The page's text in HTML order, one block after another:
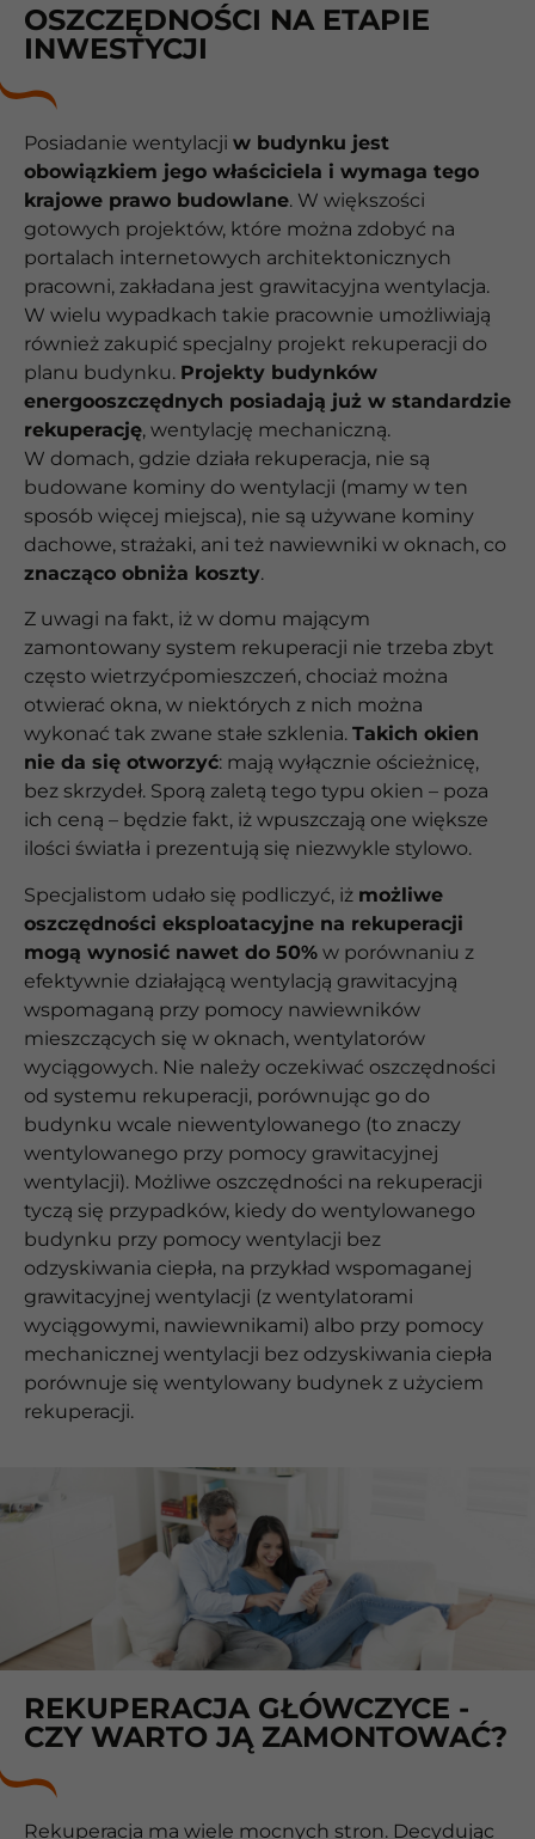
OSZCZĘDNOŚCI NA ETAPIE
INWESTYCJI
Posiadanie wentylacji w budynku jest
obowiązkiem jego właściciela i wymaga tego
krajowe prawo budowlane. W większości
gotowych projektów, które można zdobyć na
portalach internetowych architektonicznych
pracowni, zakładana jest grawitacyjna wentylacja.
W wielu wypadkach takie pracownie umożliwiają
również zakupić specjalny projekt rekuperacji do
planu budynku. Projekty budynków
energooszczędnych posiadają już w standardzie
rekuperację, wentylację mechaniczną.
W domach, gdzie działa rekuperacja, nie są
budowane kominy do wentylacji (mamy w ten
sposób więcej miejsca), nie są używane kominy
dachowe, strażaki, ani też nawiewniki w oknach, co
znacząco obniża koszty.
Z uwagi na fakt, iż w domu mającym
zamontowany system rekuperacji nie trzeba zbyt
często wietrzyćpomieszczeń, chociaż można
otwierać okna, w niektórych z nich można
wykonać tak zwane stałe szklenia. Takich okien
nie da się otworzyć: mają wyłącznie ościeżnicę,
bez skrzydeł. Sporą zaletą tego typu okien – poza
ich ceną – będzie fakt, iż wpuszczają one większe
ilości światła i prezentują się niezwykle stylowo.
Specjalistom udało się podliczyć, iż możliwe
oszczędności eksploatacyjne na rekuperacji
mogą wynosić nawet do 50% w porównaniu z
efektywnie działającą wentylacją grawitacyjną
wspomaganą przy pomocy nawiewników
mieszczących się w oknach, wentylatorów
wyciągowych. Nie należy oczekiwać oszczędności
od systemu rekuperacji, porównując go do
budynku wcale niewentylowanego (to znaczy
wentylowanego przy pomocy grawitacyjnej
wentylacji). Możliwe oszczędności na rekuperacji
tyczą się przypadków, kiedy do wentylowanego
budynku przy pomocy wentylacji bez
odzyskiwania ciepła, na przykład wspomaganej
grawitacyjnej wentylacji (z wentylatorami
wyciągowymi, nawiewnikami) albo przy pomocy
mechanicznej wentylacji bez odzyskiwania ciepła
porównuje się wentylowany budynek z użyciem
rekuperacji.
REKUPERACJA GŁÓWCZYCE -
CZY WARTO JĄ ZAMONTOWAĆ?
Rekuperacja ma wiele mocnych stron. Decydując